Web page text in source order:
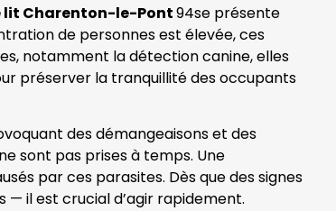
lit Charenton-le-Pont94se présente
de personnes est élevée, ces
notamment la détection canine, elles
préserver la tranquillité des occupants
des démangeaisons et des
sont pas prises à temps. Une
par ces parasites. Dès que des signes
— il est crucial d’agir rapidement.